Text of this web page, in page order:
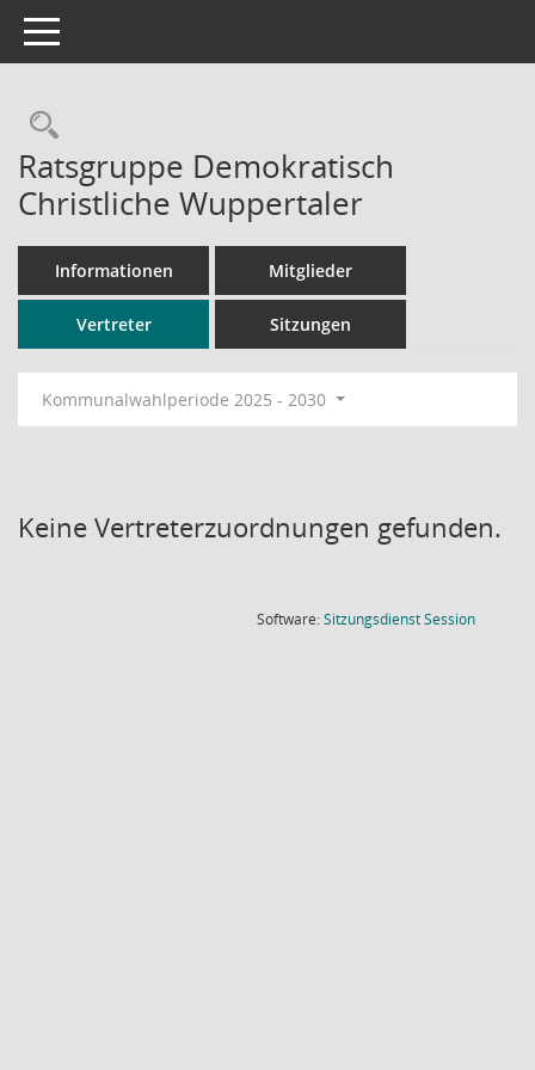
Toggle navigation
Rechercheauswahl
Ratsgruppe Demokratisch
Christliche Wuppertaler
Informationen Mitglieder
Vertreter Sitzungen
Kommunalwahlperiode 2025 - 2030
Keine Vertreterzuordnungen gefunden.
Software:SitzungsdienstSession(Wird in